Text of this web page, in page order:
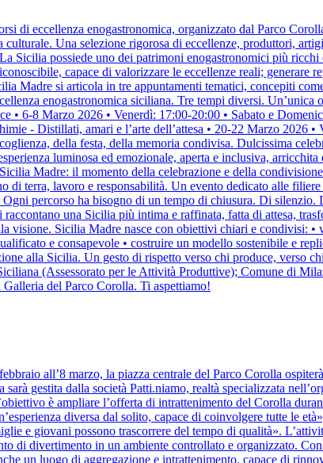
di eccellenza enogastronomica, organizzato dal Parco
Una selezione rigorosa di eccellenze, produttori,
Sicilia possiede uno dei patrimoni enogastronomici più
capace di valorizzare le eccellenze reali;
Madre si articola in tre appuntamenti tematici, concepiti
enogastronomica siciliana. Tre tempi diversi.
• 6-8 Marzo 2026 • Venerdì: 17:00-20:00 • Sabato e
- Distillati, amari e l’arte dell’attesa • 20-22 Marzo
della festa, della memoria condivisa. Dulcissima
luminosa ed emozionale, aperta e inclusiva,
Madre: il momento della celebrazione e della
di terra, lavoro e responsabilità. Un evento dedicato alle
percorso ha bisogno di un tempo di chiusura. Di
una Sicilia più intima e raffinata, fatta di attesa,
visione. Sicilia Madre nasce con obiettivi chiari e condivisi:
e consapevole • costruire un modello sostenibile e
alla Sicilia. Un gesto di rispetto verso chi produce, verso
(Assessorato per le Attività Produttive); Comune di
del Parco Corolla. Ti aspettiamo!
all’8 marzo, la piazza centrale del Parco Corolla
gestita dalla società Patti.niamo, realtà specializzata
è ampliare l’offerta di intrattenimento del Corolla
diversa dal solito, capace di coinvolgere tutte le
e giovani possono trascorrere del tempo di qualità».
di divertimento in un ambiente controllato e organizzato.
un luogo di aggregazione e intrattenimento, capace di